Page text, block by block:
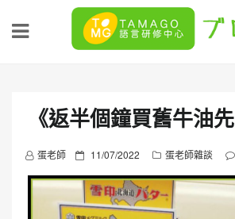
《返半個鐘買舊牛油先
蛋老師
P
o
s
t
11/07/2022 蛋老師雜談